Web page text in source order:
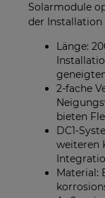
Solarmodule
der Installation
Länge:
2-fache
bieten
DC1-
weiteren
Material: